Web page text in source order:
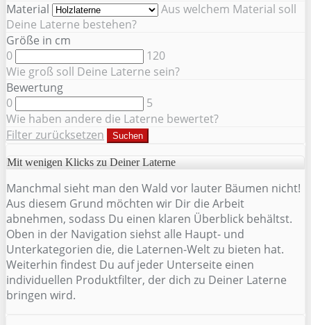
Material
Aus welchem Material soll
Deine Laterne bestehen?
Größe in cm
0
120
Wie groß soll Deine Laterne sein?
Bewertung
0
5
Wie haben andere die Laterne bewertet?
Filter zurücksetzen
Suchen
Mit wenigen Klicks zu Deiner Laterne
Manchmal sieht man den Wald vor lauter Bäumen nicht!
Aus diesem Grund möchten wir Dir die Arbeit
abnehmen, sodass Du einen klaren Überblick behältst.
Oben in der Navigation siehst alle Haupt- und
Unterkategorien die, die Laternen-Welt zu bieten hat.
Weiterhin findest Du auf jeder Unterseite einen
individuellen Produktfilter, der dich zu Deiner Laterne
bringen wird.